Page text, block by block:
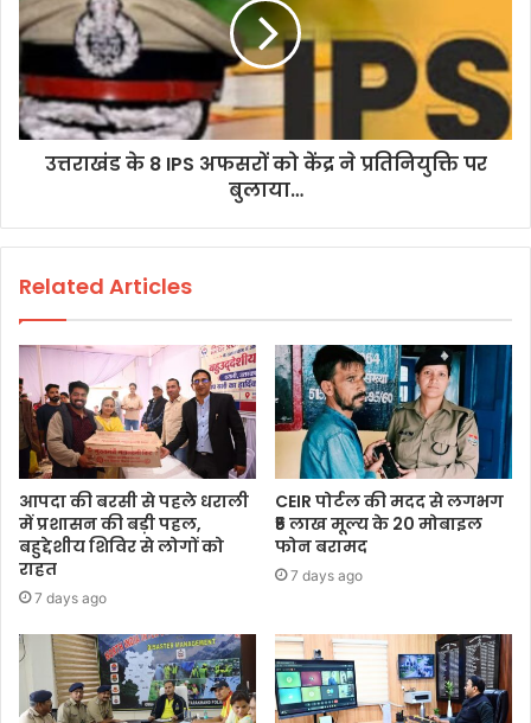
उत्तराखंड के 8 IPS अफसरों को केंद्र ने प्रतिनियुक्ति पर
बुलाया…
Related Articles
आपदा की बरसी से पहले धराली
में प्रशासन की बड़ी पहल,
बहुद्देशीय शिविर से लोगों को
राहत
7 days ago
CEIR पोर्टल की मदद से लगभग
₹5 लाख मूल्य के 20 मोबाइल
फोन बरामद
7 days ago